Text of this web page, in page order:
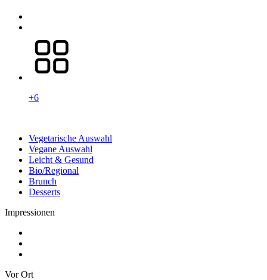
+6
Vegetarische Auswahl
Vegane Auswahl
Leicht & Gesund
Bio/Regional
Brunch
Desserts
Impressionen
Vor Ort